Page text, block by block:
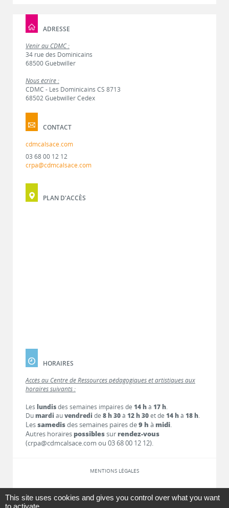
ADRESSE
Venir au CDMC :
34 rue des Dominicains
68500 Guebwiller
Nous écrire :
CDMC - Les Dominicains CS 8713
68502 Guebwiller Cedex
CONTACT
cdmcalsace.com
03 68 00 12 12
crpa@cdmcalsace.com
PLAN D'ACCÈS
HORAIRES
Accès au Centre de Ressources pédagogiques et artistiques aux
horaires suivants :
Les lundisdes semaines impaires de 14 hà 17 h.
Dumardi auvendredi de 8 h 30à 12 h 30et de 14 hà 18 h.
Lessamedisdes semaines paires de9 h à midi.
Autres horaires possiblessur rendez-vous
(crpa@cdmcalsace.com ou 03 68 00 12 12).
MENTIONS LÉGALES
LIENS
This site uses cookies and gives you control over what you want
to activate